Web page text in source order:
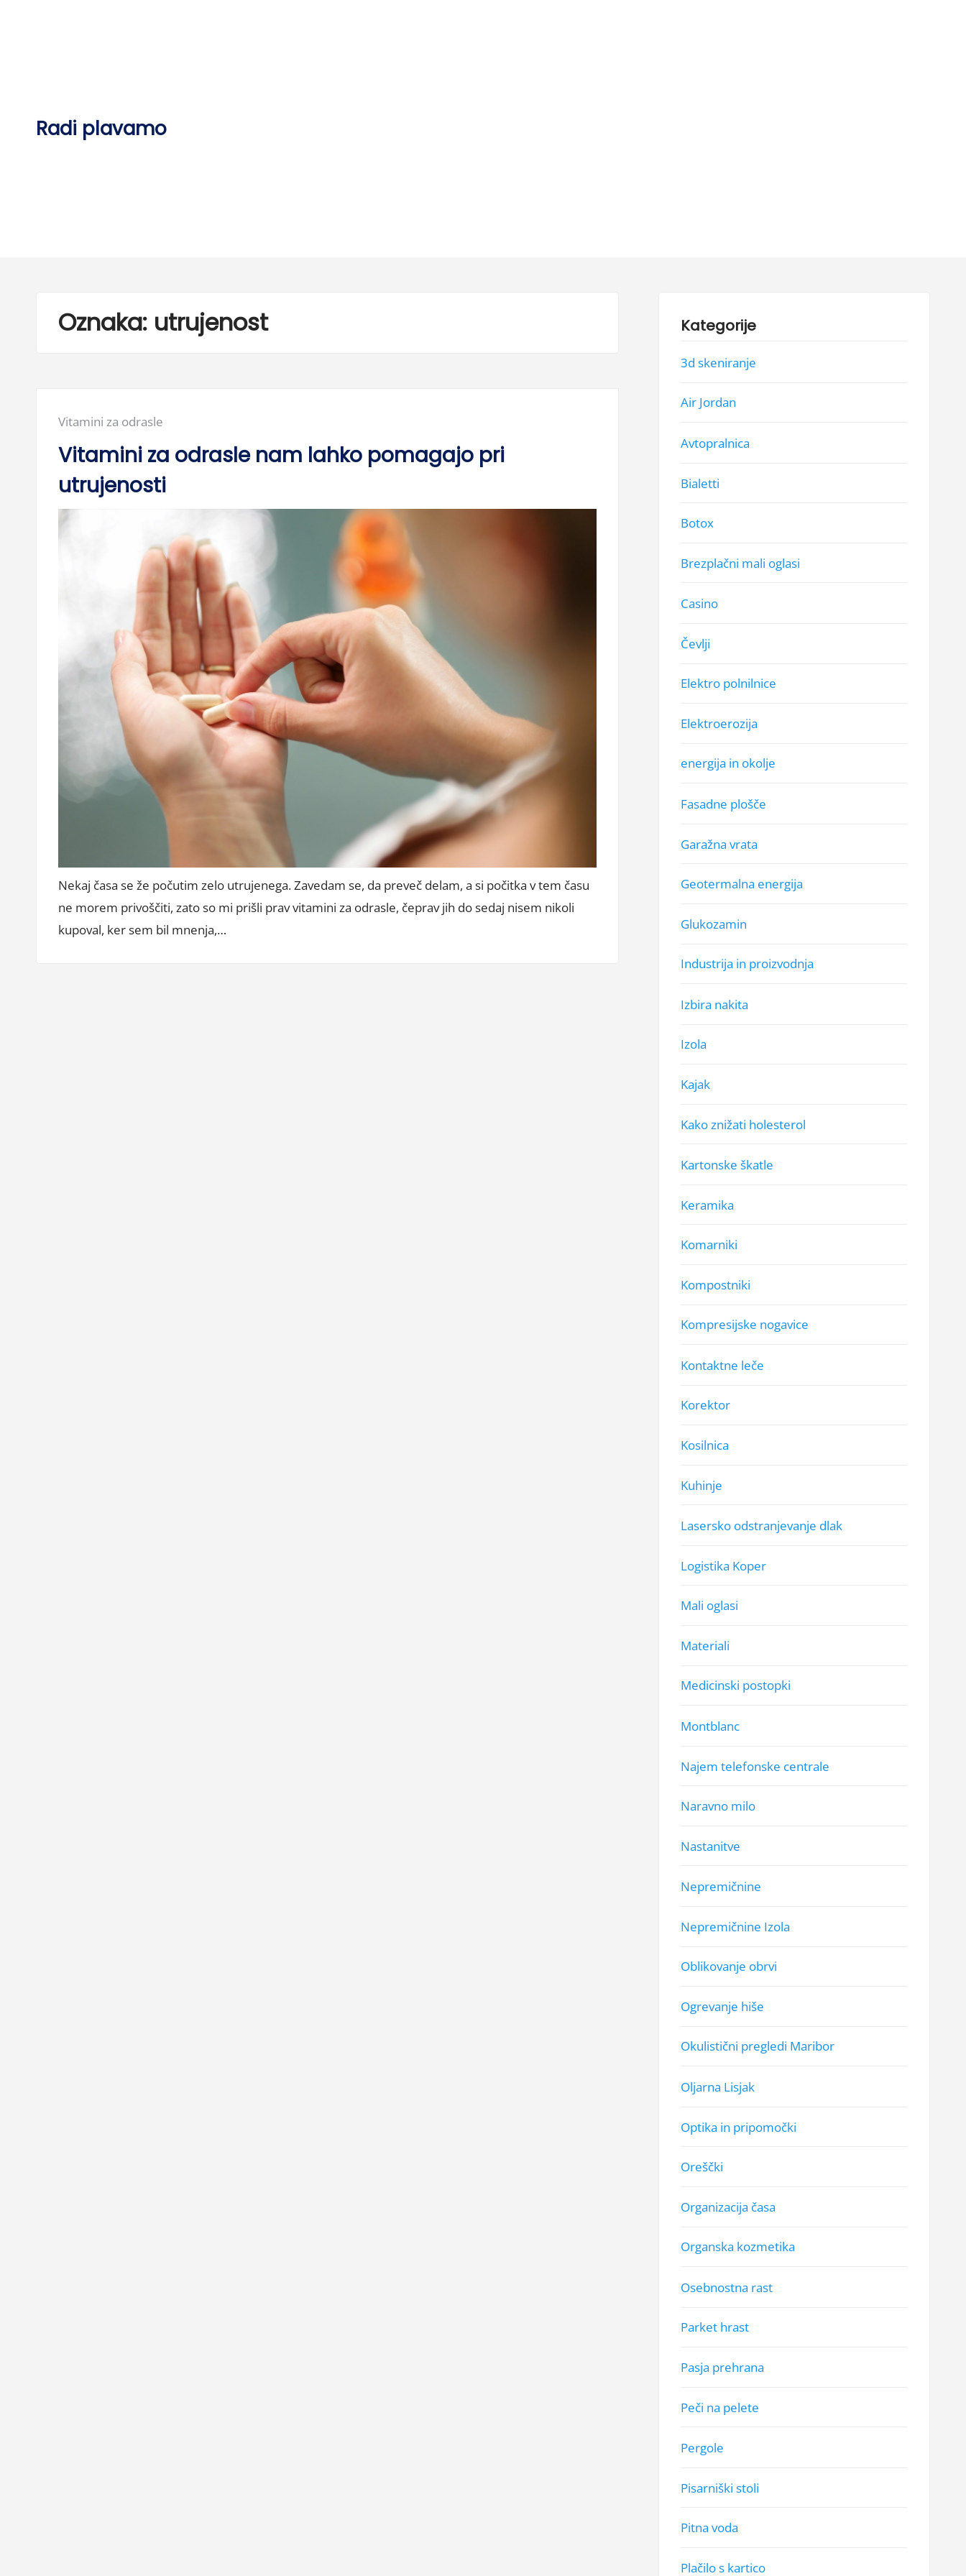
Radi plavamo
Oznaka: utrujenost
Posted
in:
Vitamini za odrasle
Vitamini za odrasle nam lahko pomagajo pri
utrujenosti
Nekaj časa se že počutim zelo utrujenega. Zavedam se, da preveč delam, a si počitka v tem času
ne morem privoščiti, zato so mi prišli prav vitamini za odrasle, čeprav jih do sedaj nisem nikoli
kupoval, ker sem bil mnenja,…
Kategorije
3d skeniranje
Air Jordan
Avtopralnica
Bialetti
Botox
Brezplačni mali oglasi
Casino
Čevlji
Elektro polnilnice
Elektroerozija
energija in okolje
Fasadne plošče
Garažna vrata
Geotermalna energija
Glukozamin
Industrija in proizvodnja
Izbira nakita
Izola
Kajak
Kako znižati holesterol
Kartonske škatle
Keramika
Komarniki
Kompostniki
Kompresijske nogavice
Kontaktne leče
Korektor
Kosilnica
Kuhinje
Lasersko odstranjevanje dlak
Logistika Koper
Mali oglasi
Materiali
Medicinski postopki
Montblanc
Najem telefonske centrale
Naravno milo
Nastanitve
Nepremičnine
Nepremičnine Izola
Oblikovanje obrvi
Ogrevanje hiše
Okulistični pregledi Maribor
Oljarna Lisjak
Optika in pripomočki
Oreščki
Organizacija časa
Organska kozmetika
Osebnostna rast
Parket hrast
Pasja prehrana
Peči na pelete
Pergole
Pisarniški stoli
Pitna voda
Plačilo s kartico